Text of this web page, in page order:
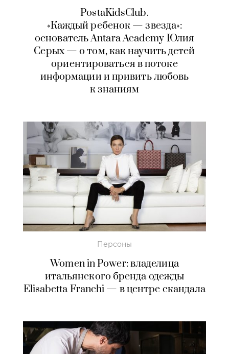
PostaKidsClub.
«Каждый ребенок — звезда»:
основатель Antara Academy Юлия
Серых — о том, как научить детей
ориентироваться в потоке
информации и привить любовь
к знаниям
Персоны
Women in Power: владелица
итальянского бренда одежды
Elisabetta Franchi — в центре скандала